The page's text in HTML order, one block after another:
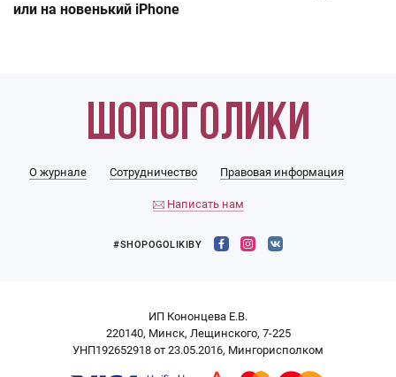
или на новенький iPhone
О журнале Сотрудничество Правовая информация
Написать нам
#SHOPOGOLIKIBY
ИП Кононцева Е.В.
220140, Минск, Лещинского, 7-225
УНП192652918 от 23.05.2016, Мингорисполком